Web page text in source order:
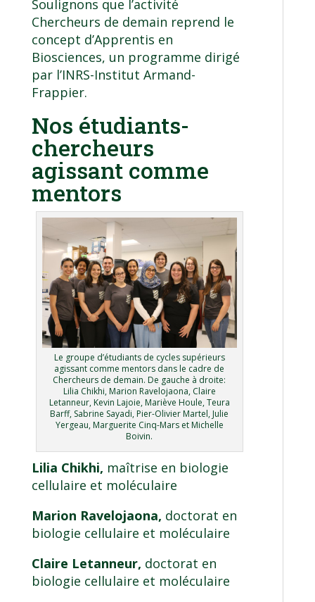
Soulignons que l’activité
Chercheurs de demain reprend le
concept d’Apprentis en
Biosciences, un programme dirigé
par l’INRS-Institut Armand-
Frappier.
Nos étudiants-
chercheurs
agissant comme
mentors
Le groupe d’étudiants de cycles supérieurs
agissant comme mentors dans le cadre de
Chercheurs de demain. De gauche à droite:
Lilia Chikhi, Marion Ravelojaona, Claire
Letanneur, Kevin Lajoie, Mariève Houle, Teura
Barff, Sabrine Sayadi, Pier-Olivier Martel, Julie
Yergeau, Marguerite Cinq-Mars et Michelle
Boivin.
Lilia Chikhi, maîtrise en biologie
cellulaire et moléculaire
Marion Ravelojaona, doctorat en
biologie cellulaire et moléculaire
Claire Letanneur, doctorat en
biologie cellulaire et moléculaire